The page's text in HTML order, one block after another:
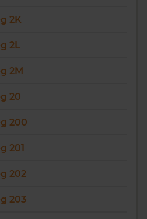
2K
2L
2M
20
200
201
202
203